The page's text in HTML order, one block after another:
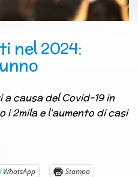
nel 2024:
a causa del Covid-19 in
2mila e l’aumento di casi
WhatsApp Stampa